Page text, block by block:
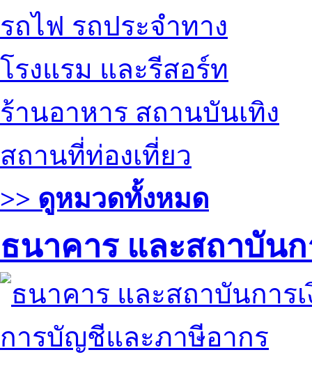
รถไฟ รถประจำทาง
โรงแรม และรีสอร์ท
ร้านอาหาร สถานบันเทิง
สถานที่ท่องเที่ยว
>> ดูหมวดทั้งหมด
ธนาคาร และสถาบันก
การบัญชีและภาษีอากร